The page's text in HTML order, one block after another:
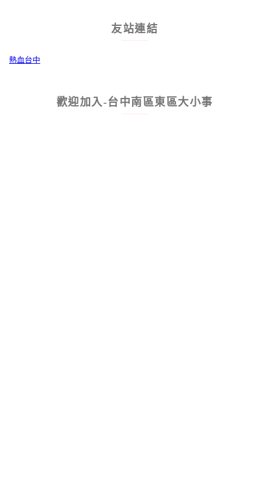
友站連結
熱血台中
歡迎加入-台中南區東區大小事